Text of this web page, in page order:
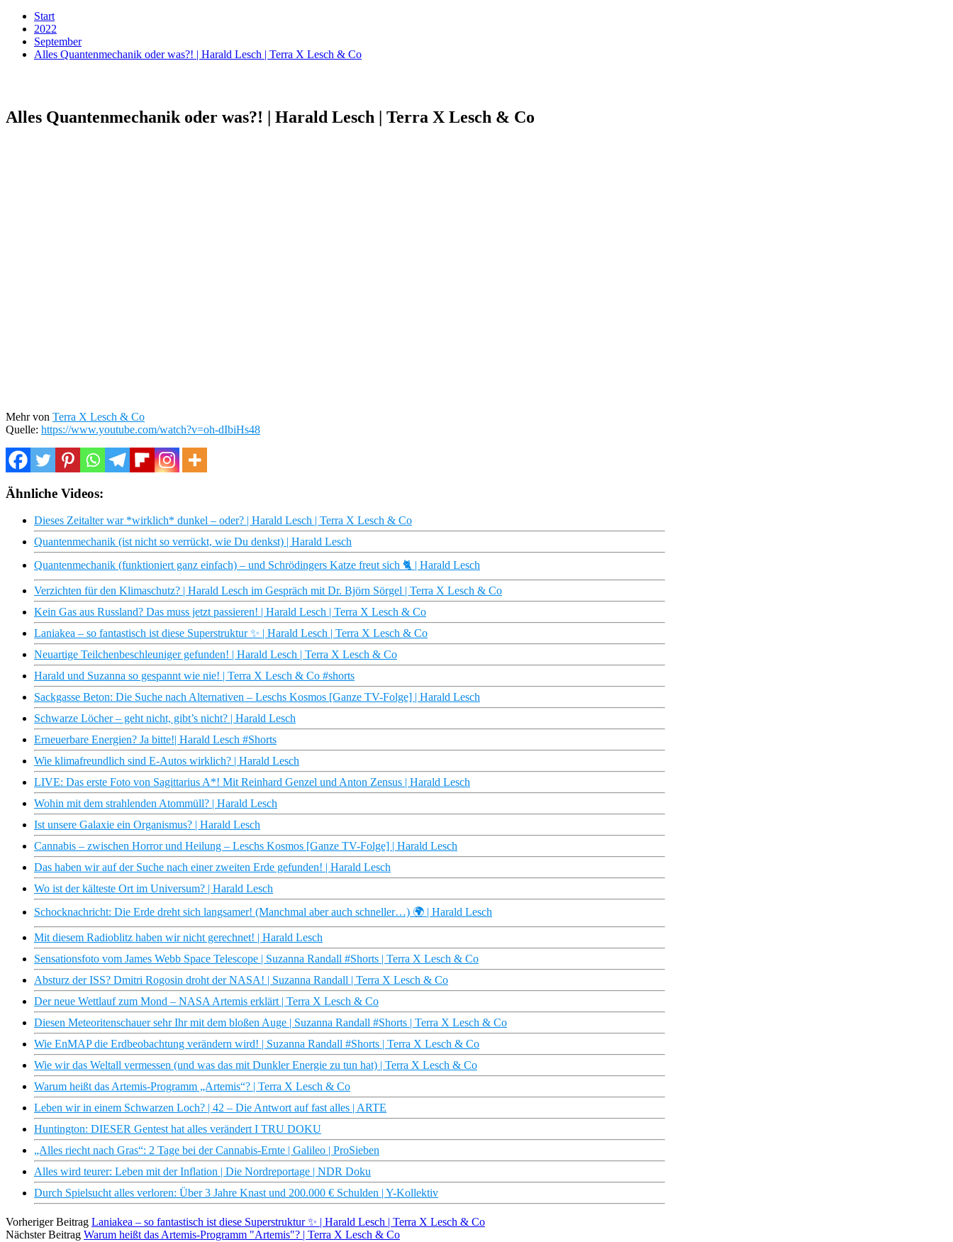
Start
2022
September
Alles Quantenmechanik oder was?! | Harald Lesch | Terra X Lesch & Co
Alles Quantenmechanik oder was?! | Harald Lesch | Terra X Lesch & Co
Mehr von Terra X Lesch & Co
Quelle: https://www.youtube.com/watch?v=oh-dIbiHs48
Ähnliche Videos:
Dieses Zeitalter war *wirklich* dunkel – oder? | Harald Lesch | Terra X Lesch & Co
Quantenmechanik (ist nicht so verrückt, wie Du denkst) | Harald Lesch
Quantenmechanik (funktioniert ganz einfach) – und Schrödingers Katze freut sich 🐈 | Harald Lesch
Verzichten für den Klimaschutz? | Harald Lesch im Gespräch mit Dr. Björn Sörgel | Terra X Lesch & Co
Kein Gas aus Russland? Das muss jetzt passieren! | Harald Lesch | Terra X Lesch & Co
Laniakea – so fantastisch ist diese Superstruktur ✨ | Harald Lesch | Terra X Lesch & Co
Neuartige Teilchenbeschleuniger gefunden! | Harald Lesch | Terra X Lesch & Co
Harald und Suzanna so gespannt wie nie! | Terra X Lesch & Co #shorts
Sackgasse Beton: Die Suche nach Alternativen – Leschs Kosmos [Ganze TV-Folge] | Harald Lesch
Schwarze Löcher – geht nicht, gibt’s nicht? | Harald Lesch
Erneuerbare Energien? Ja bitte!| Harald Lesch #Shorts
Wie klimafreundlich sind E-Autos wirklich? | Harald Lesch
LIVE: Das erste Foto von Sagittarius A*! Mit Reinhard Genzel und Anton Zensus | Harald Lesch
Wohin mit dem strahlenden Atommüll? | Harald Lesch
Ist unsere Galaxie ein Organismus? | Harald Lesch
Cannabis – zwischen Horror und Heilung – Leschs Kosmos [Ganze TV-Folge] | Harald Lesch
Das haben wir auf der Suche nach einer zweiten Erde gefunden! | Harald Lesch
Wo ist der kälteste Ort im Universum? | Harald Lesch
Schocknachricht: Die Erde dreht sich langsamer! (Manchmal aber auch schneller…) 🌍 | Harald Lesch
Mit diesem Radioblitz haben wir nicht gerechnet! | Harald Lesch
Sensationsfoto vom James Webb Space Telescope | Suzanna Randall #Shorts | Terra X Lesch & Co
Absturz der ISS? Dmitri Rogosin droht der NASA! | Suzanna Randall | Terra X Lesch & Co
Der neue Wettlauf zum Mond – NASA Artemis erklärt | Terra X Lesch & Co
Diesen Meteoritenschauer sehr Ihr mit dem bloßen Auge | Suzanna Randall #Shorts | Terra X Lesch & Co
Wie EnMAP die Erdbeobachtung verändern wird! | Suzanna Randall #Shorts | Terra X Lesch & Co
Wie wir das Weltall vermessen (und was das mit Dunkler Energie zu tun hat) | Terra X Lesch & Co
Warum heißt das Artemis-Programm „Artemis“? | Terra X Lesch & Co
Leben wir in einem Schwarzen Loch? | 42 – Die Antwort auf fast alles | ARTE
Huntington: DIESER Gentest hat alles verändert I TRU DOKU
„Alles riecht nach Gras“: 2 Tage bei der Cannabis-Ernte | Galileo | ProSieben
Alles wird teurer: Leben mit der Inflation | Die Nordreportage | NDR Doku
Durch Spielsucht alles verloren: Über 3 Jahre Knast und 200.000 € Schulden | Y-Kollektiv
Vorheriger Beitrag Laniakea – so fantastisch ist diese Superstruktur ✨ | Harald Lesch | Terra X Lesch & Co
Nächster Beitrag Warum heißt das Artemis-Programm "Artemis"? | Terra X Lesch & Co